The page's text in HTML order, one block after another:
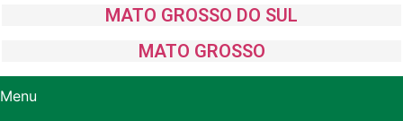
MATO GROSSO DO SUL
MATO GROSSO
Menu